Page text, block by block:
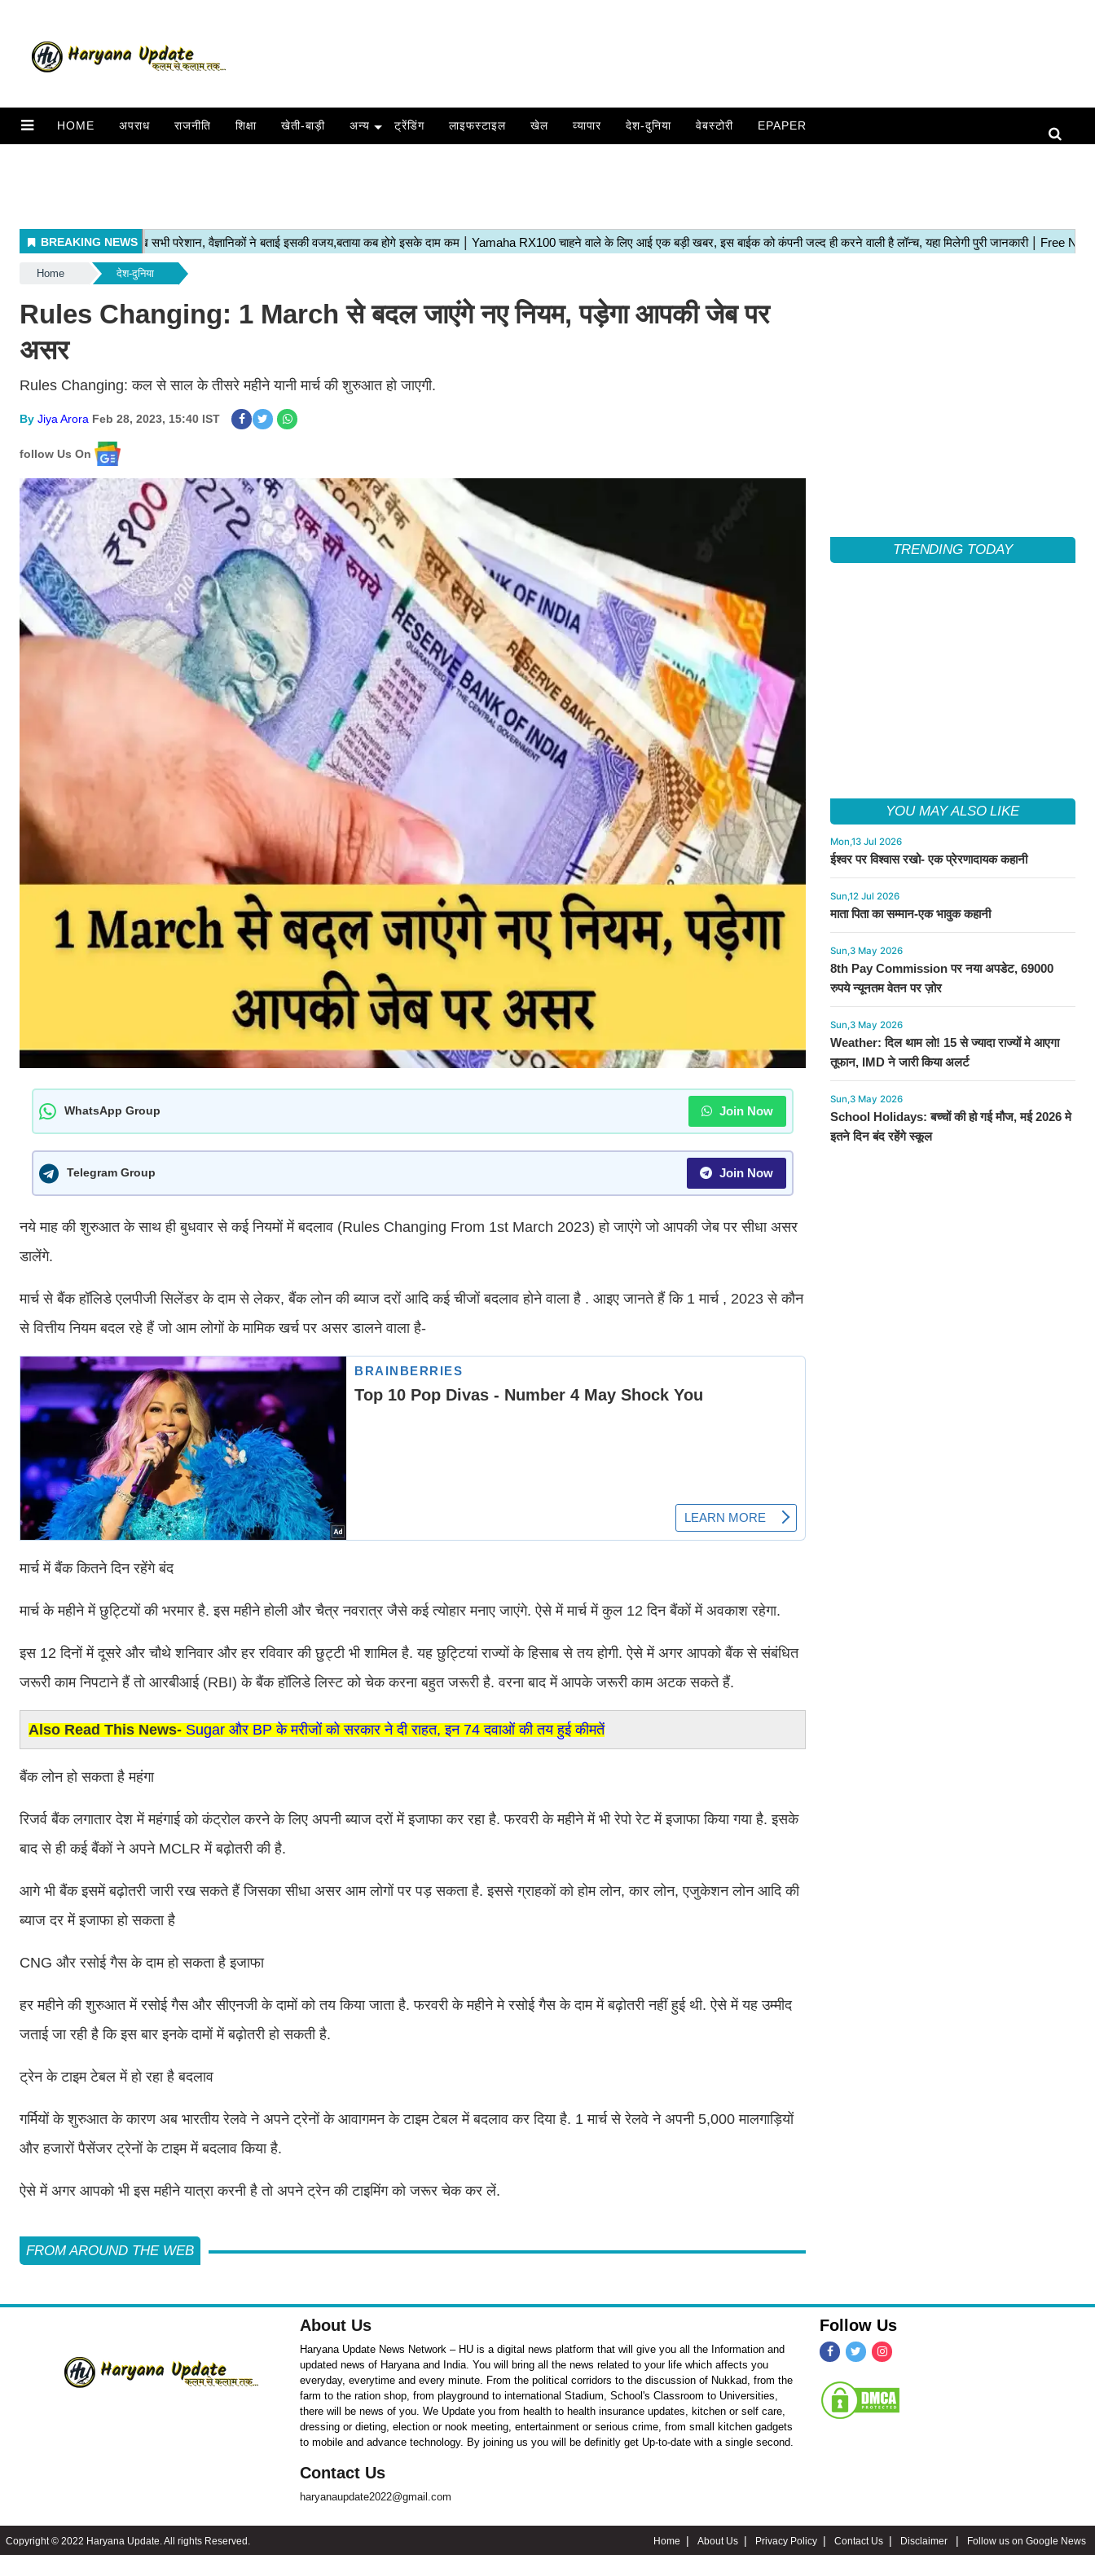
HOME अपराध राजनीति शिक्षा खेती-बाड़ी अन्य ट्रेंडिंग लाइफस्टाइल खेल व्यापार देश-दुनिया वेबस्टोरी EPAPER
Home देश-दुनिया
Rules Changing: 1 March से बदल जाएंगे नए नियम, पड़ेगा आपकी जेब पर
असर
Rules Changing: कल से साल के तीसरे महीने यानी मार्च की शुरुआत हो जाएगी.
By Jiya Arora Feb 28, 2023, 15:40 IST
follow Us On
WhatsApp Group Join Now
Telegram Group Join Now
नये माह की शुरुआत के साथ ही बुधवार से कई नियमों में बदलाव (Rules Changing From 1st March 2023) हो जाएंगे जो आपकी जेब पर सीधा असर
डालेंगे.
मार्च से बैंक हॉलिडे एलपीजी सिलेंडर के दाम से लेकर, बैंक लोन की ब्याज दरों आदि कई चीजों बदलाव होने वाला है . आइए जानते हैं कि 1 मार्च , 2023 से कौन
से वित्तीय नियम बदल रहे हैं जो आम लोगों के मामिक खर्च पर असर डालने वाला है-
मार्च में बैंक कितने दिन रहेंगे बंद
मार्च के महीने में छुट्टियों की भरमार है. इस महीने होली और चैत्र नवरात्र जैसे कई त्योहार मनाए जाएंगे. ऐसे में मार्च में कुल 12 दिन बैंकों में अवकाश रहेगा.
इस 12 दिनों में दूसरे और चौथे शनिवार और हर रविवार की छुट्टी भी शामिल है. यह छुट्टियां राज्यों के हिसाब से तय होगी. ऐसे में अगर आपको बैंक से संबंधित
जरूरी काम निपटाने हैं तो आरबीआई (RBI) के बैंक हॉलिडे लिस्ट को चेक करना बहुत जरूरी है. वरना बाद में आपके जरूरी काम अटक सकते हैं.
Also Read This News- Sugar और BP के मरीजों को सरकार ने दी राहत, इन 74 दवाओं की तय हुई कीमतें
बैंक लोन हो सकता है महंगा
रिजर्व बैंक लगातार देश में महंगाई को कंट्रोल करने के लिए अपनी ब्याज दरों में इजाफा कर रहा है. फरवरी के महीने में भी रेपो रेट में इजाफा किया गया है. इसके
बाद से ही कई बैंकों ने अपने MCLR में बढ़ोतरी की है.
आगे भी बैंक इसमें बढ़ोतरी जारी रख सकते हैं जिसका सीधा असर आम लोगों पर पड़ सकता है. इससे ग्राहकों को होम लोन, कार लोन, एजुकेशन लोन आदि की
ब्याज दर में इजाफा हो सकता है
CNG और रसोई गैस के दाम हो सकता है इजाफा
हर महीने की शुरुआत में रसोई गैस और सीएनजी के दामों को तय किया जाता है. फरवरी के महीने मे रसोई गैस के दाम में बढ़ोतरी नहीं हुई थी. ऐसे में यह उम्मीद
जताई जा रही है कि इस बार इनके दामों में बढ़ोतरी हो सकती है.
ट्रेन के टाइम टेबल में हो रहा है बदलाव
गर्मियों के शुरुआत के कारण अब भारतीय रेलवे ने अपने ट्रेनों के आवागमन के टाइम टेबल में बदलाव कर दिया है. 1 मार्च से रेलवे ने अपनी 5,000 मालगाड़ियों
और हजारों पैसेंजर ट्रेनों के टाइम में बदलाव किया है.
ऐसे में अगर आपको भी इस महीने यात्रा करनी है तो अपने ट्रेन की टाइमिंग को जरूर चेक कर लें.
FROM AROUND THE WEB
TRENDING TODAY
YOU MAY ALSO LIKE
Mon,13 Jul 2026
ईश्वर पर विश्वास रखो- एक प्रेरणादायक कहानी
Sun,12 Jul 2026
माता पिता का सम्मान-एक भावुक कहानी
Sun,3 May 2026
8th Pay Commission पर नया अपडेट, 69000
रुपये न्यूनतम वेतन पर ज़ोर
Sun,3 May 2026
Weather: दिल थाम लो! 15 से ज्यादा राज्यों मे आएगा
तूफान, IMD ने जारी किया अलर्ट
Sun,3 May 2026
School Holidays: बच्चों की हो गई मौज, मई 2026 मे
इतने दिन बंद रहेंगे स्कूल
About Us
Haryana Update News Network – HU is a digital news platform that will give you all the Information and
updated news of Haryana and India. You will bring all the news related to your life which affects you
everyday, everytime and every minute. From the political corridors to the discussion of Nukkad, from the
farm to the ration shop, from playground to international Stadium, School's Classroom to Universities,
there will be news of you. We Update you from health to health insurance updates, kitchen or self care,
dressing or dieting, election or nook meeting, entertainment or serious crime, from small kitchen gadgets
to mobile and advance technology. By joining us you will be definitly get Up-to-date with a single second.
Contact Us
haryanaupdate2022@gmail.com
Follow Us
Copyright © 2022 Haryana Update. All rights Reserved. Home About Us Privacy Policy Contact Us Disclaimer Follow us on Google News